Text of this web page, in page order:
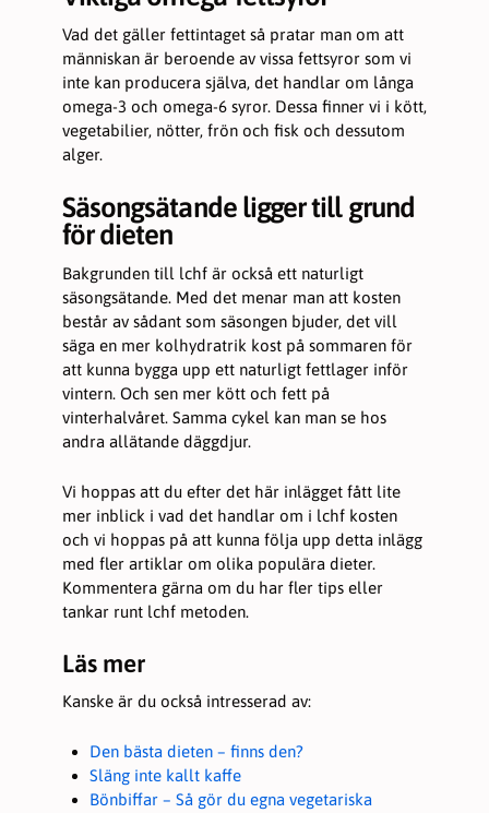
Vad det gäller fettintaget så pratar man om att
människan är beroende av vissa fettsyror som vi
inte kan producera själva, det handlar om långa
omega-3 och omega-6 syror. Dessa finner vi i kött,
vegetabilier, nötter, frön och fisk och dessutom
alger.
Säsongsätande ligger till grund
för dieten
Bakgrunden till lchf är också ett naturligt
säsongsätande. Med det menar man att kosten
består av sådant som säsongen bjuder, det vill
säga en mer kolhydratrik kost på sommaren för
att kunna bygga upp ett naturligt fettlager inför
vintern. Och sen mer kött och fett på
vinterhalvåret. Samma cykel kan man se hos
andra allätande däggdjur.
Vi hoppas att du efter det här inlägget fått lite
mer inblick i vad det handlar om i lchf kosten
och vi hoppas på att kunna följa upp detta inlägg
med fler artiklar om olika populära dieter.
Kommentera gärna om du har fler tips eller
tankar runt lchf metoden.
Läs mer
Kanske är du också intresserad av:
Den bästa dieten – finns den?
Släng inte kallt kaffe
Bönbiffar – Så gör du egna vegetariska